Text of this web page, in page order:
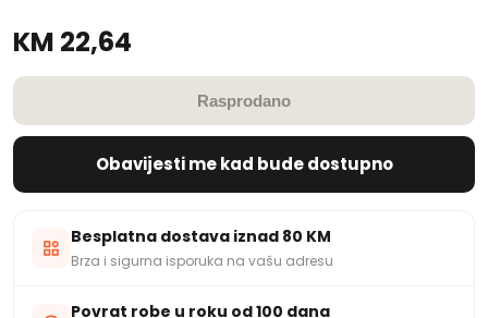
KM 22,64
Rasprodano
Obavijesti me kad bude dostupno
Besplatna dostava iznad 80 KM
Brza i sigurna isporuka na vašu adresu
Povrat robe u roku od 100 dana